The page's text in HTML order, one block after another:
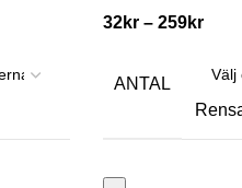
32kr – 259kr
ANTAL